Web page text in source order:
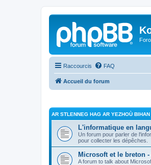
Raccourcis FAQ
Accueil du forum
AR STLENNEG HAG AR YEZHOÙ
L'informatique en
Un forum pour parler de
pour collecter les dépêches.
Microsoft et le breton
A forum to talk about